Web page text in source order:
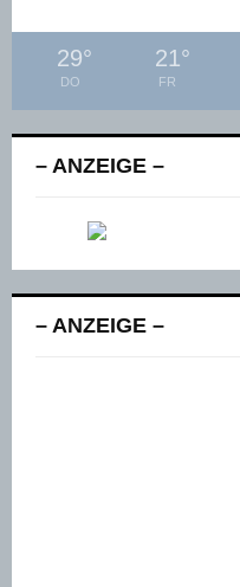
29°
DO
21°
FR
– ANZEIGE –
– ANZEIGE –